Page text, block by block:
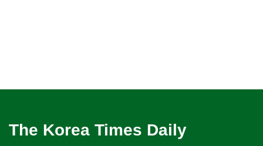
The Korea Times Daily